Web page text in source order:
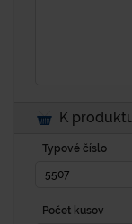
K
Typové číslo
Počet kusov